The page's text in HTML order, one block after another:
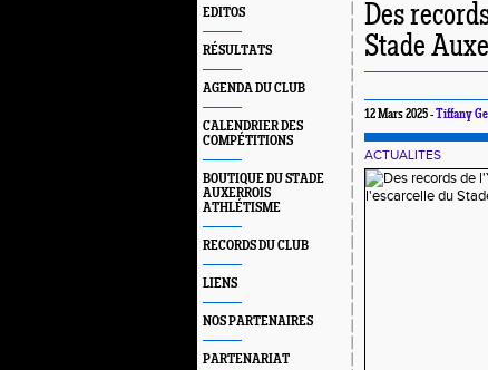
EDITOS
RÉSULTATS
AGENDA DU CLUB
CALENDRIER DES
COMPÉTITIONS
BOUTIQUE DU STADE
AUXERROIS
ATHLÉTISME
RECORDS DU CLUB
LIENS
NOS PARTENAIRES
PARTENARIAT
Des
Stade
12 Mars 2025 -Tiffany
ACTUALITES